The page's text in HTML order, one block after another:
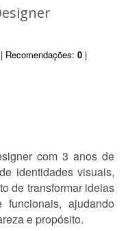
| Recomendações: 0 |
com 3 anos de
identidades visuais,
de transformar ideias
ajudando
e propósito.